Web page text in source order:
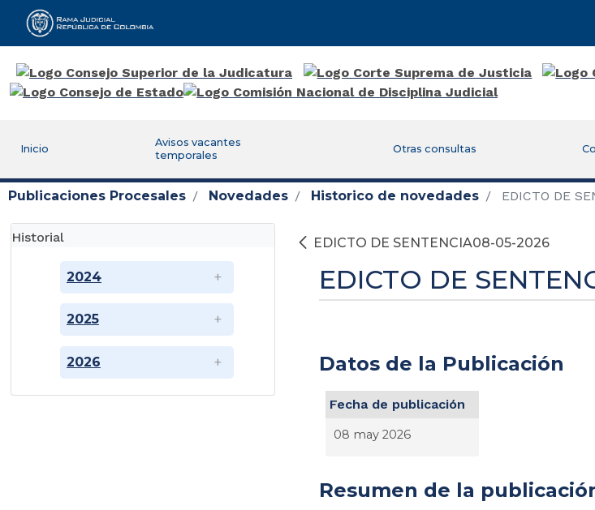
Rama Judicial
Inicio
Avisos vacantes
temporales
Otras consultas
Publicaciones Procesales Novedades Historico de novedades EDICTO DE
Historial
2024
2025
2026
EDICTO DE SENTENCIA08-05-2026
EDICTO DE
Datos de la Publicación
Fecha de publicación
08 may 2026
Resumen de la